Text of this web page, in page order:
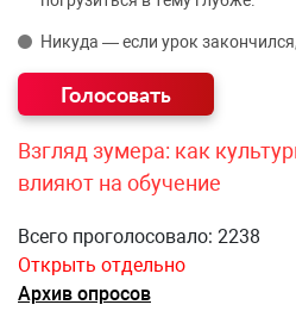
Никуда — если урок
Взгляд зумера: как
влияют на обучение
Всего проголосовало: 2238
Открыть отдельно
Архив опросов